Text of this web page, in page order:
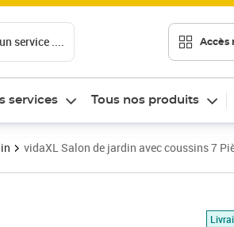
service .... Accès
services Tous nos produits
vidaXL Salon de jardin avec coussins 7
Prix